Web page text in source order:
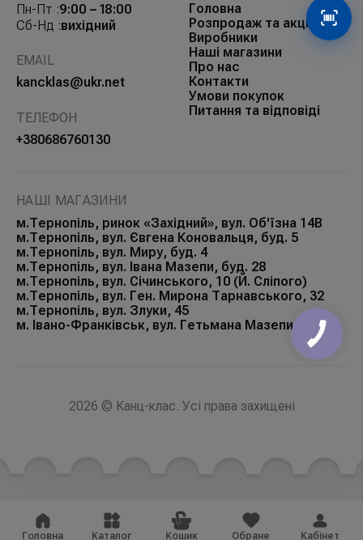
Пн-Пт :9:00 – 18:00
Сб-Нд :вихідний
EMAIL
kancklas@ukr.net
ТЕЛЕФОН
+380686760130
Головна
Розпродаж та акції
Виробники
Наші магазини
Про нас
Контакти
Умови покупок
Питання та відповіді
НАШІ МАГАЗИНИ
м.Тернопіль, ринок «Західний», вул. Об'їзна 14В
м.Тернопіль, вул. Євгена Коновальця, буд. 5
м.Тернопіль, вул. Миру, буд. 4
м.Тернопіль, вул. Івана Мазепи, буд. 28
м.Тернопіль, вул. Січинського, 10 (Й. Сліпого)
м.Тернопіль, вул. Ген. Мирона Тарнавського, 32
м.Тернопіль, вул. Злуки, 45
м. Івано-Франківськ, вул. Гетьмана Мазепи, 168Б
2026 © Канц-клас. Усі права захищені
Головна Каталог Кошик Обране Кабінет
КНОПКА
ЗВ'ЯЗКУ